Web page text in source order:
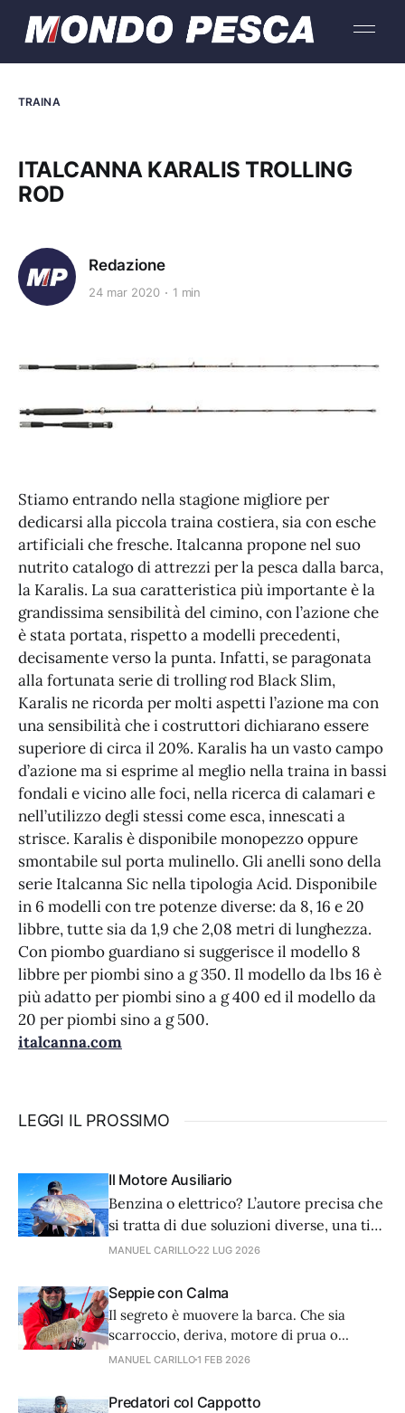
TRAINA
ITALCANNA KARALIS TROLLING
ROD
Redazione
24 mar 2020 1 min
Stiamo entrando nella stagione migliore per
dedicarsi alla piccola traina costiera, sia con esche
artificiali che fresche. Italcanna propone nel suo
nutrito catalogo di attrezzi per la pesca dalla barca,
la Karalis. La sua caratteristica più importante è la
grandissima sensibilità del cimino, con l’azione che
è stata portata, rispetto a modelli precedenti,
decisamente verso la punta. Infatti, se paragonata
alla fortunata serie di trolling rod Black Slim,
Karalis ne ricorda per molti aspetti l’azione ma con
una sensibilità che i costruttori dichiarano essere
superiore di circa il 20%. Karalis ha un vasto campo
d’azione ma si esprime al meglio nella traina in bassi
fondali e vicino alle foci, nella ricerca di calamari e
nell’utilizzo degli stessi come esca, innescati a
strisce. Karalis è disponibile monopezzo oppure
smontabile sul porta mulinello. Gli anelli sono della
serie Italcanna Sic nella tipologia Acid. Disponibile
in 6 modelli con tre potenze diverse: da 8, 16 e 20
libbre, tutte sia da 1,9 che 2,08 metri di lunghezza.
Con piombo guardiano si suggerisce il modello 8
libbre per piombi sino a g 350. Il modello da lbs 16 è
più adatto per piombi sino a g 400 ed il modello da
20 per piombi sino a g 500.
italcanna.com
LEGGI IL PROSSIMO
Il Motore Ausiliario
Benzina o elettrico? L’autore precisa che
si tratta di due soluzioni diverse, una ti
salva in caso di panne, l’altra è più utile a
la dotazione ideale prevede entrambe le
soluzioni.
MANUEL CARILLO 22 LUG 2026
Seppie con Calma
Il segreto è muovere la barca. Che sia
scarroccio, deriva, motore di prua o
ausiliario, poco importa se la velocità è di
MANUEL CARILLO1 FEB 2026
Predatori col Cappotto